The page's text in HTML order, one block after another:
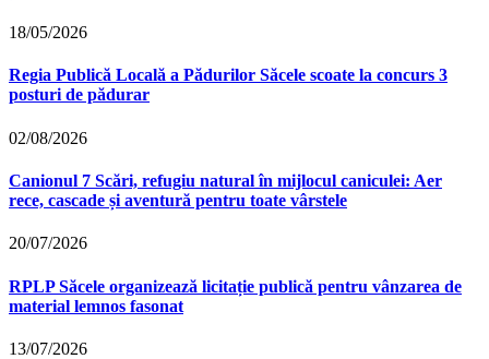
18/05/2026
Regia Publică Locală a Pădurilor Săcele scoate la concurs 3
posturi de pădurar
02/08/2026
Canionul 7 Scări, refugiu natural în mijlocul caniculei: Aer
rece, cascade și aventură pentru toate vârstele
20/07/2026
RPLP Săcele organizează licitație publică pentru vânzarea de
material lemnos fasonat
13/07/2026